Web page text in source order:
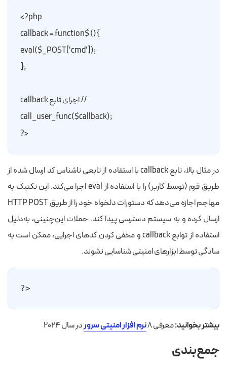
php?>
}() $callback = function
;{
// اجرای تابع callback
;call_user_func($callback)
<?
در مثال بالا، تابع callback با استفاده از تابعی ناشناس کد ارسال شده از
طریق فرم (توسط کاربر) را با استفاده ازevalاجرا می‌کند. این تکنیک به
مهاجم اجازه می‌دهد که دستورات دلخواه خود را از طریق HTTP POST
ارسال کرده و به سیستم دسترسی پیدا کند. حملات این‌چنینی، به‌دلیل
استفاده از توابع callback و مخفی کردن کدهای اجرایی، ممکن است به
سادگی توسط ابزارهای امنیتی شناسایی نشوند.
<?
بیشتر بخوانید:معرفی ۸ نرم افزار امنیتی سروردر سال ۲۰۲۴
جمع‌بندی